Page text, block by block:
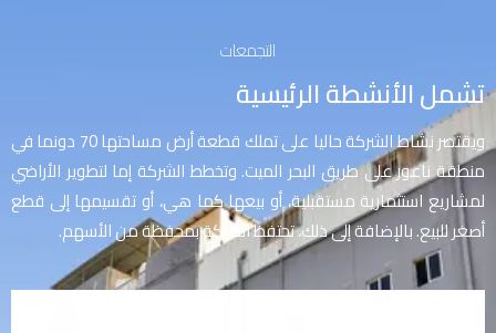
التجمعات
تشمل الأنشطة الرئيسية
ويقتصر نشاط الشركة حاليا على تملك قطعة أرض مساحتها 70 دونما في
منطقة ناعور على طريق البحر الميت. وتخطط الشركة إما لتطوير الأراضي
لمشاريع استثمارية مستقبلية، أو بيعها كما هي، أو تقسيمها إلى قطع
أصغر للبيع. بالإضافة إلى ذلك، تحتفظ الشركة بمحفظة من الأسهم.